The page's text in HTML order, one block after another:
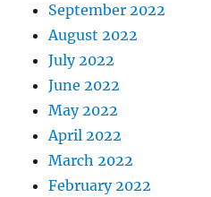
September 2022
August 2022
July 2022
June 2022
May 2022
April 2022
March 2022
February 2022